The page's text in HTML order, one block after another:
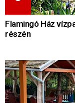
Flamingó Ház
részén